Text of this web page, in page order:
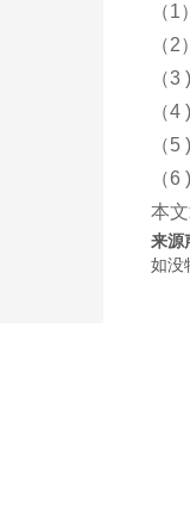
（
（
（
（
（
（
本
来源
如没